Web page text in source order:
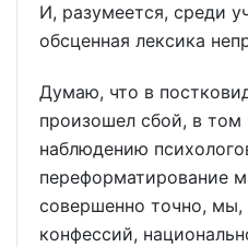
И, разумеется, среди
обсценная лексика
Думаю, что в
произошел сбой, в том
наблюдению
переформатирование
совершенно точно, мы,
конфессий,